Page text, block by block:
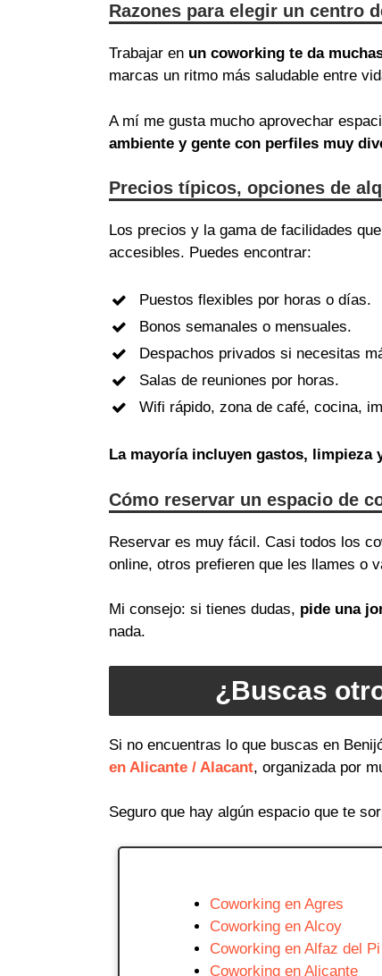
Razones para elegir un centro
Trabajar en un coworking te da
marcas un ritmo más saludable entre
A mí me gusta mucho aprovechar
ambiente y gente con perfiles muy
Precios típicos, opciones de
Los precios y la gama de facilidades
accesibles. Puedes encontrar:
Puestos flexibles por horas o días.
Bonos semanales o mensuales.
Despachos privados si necesitas
Salas de reuniones por horas.
Wifi rápido, zona de café, cocina,
La mayoría incluyen gastos, limpieza
Cómo reservar un espacio de
Reservar es muy fácil. Casi todos los
online, otros prefieren que les llames o
Mi consejo: si tienes dudas, pide una
nada.
¿Buscas
Si no encuentras lo que buscas en
en Alicante / Alacant, organizada por
Seguro que hay algún espacio que te
Coworking en Agres
Coworking en Alcoy
Coworking en Alfaz del Pi
Coworking en Alicante